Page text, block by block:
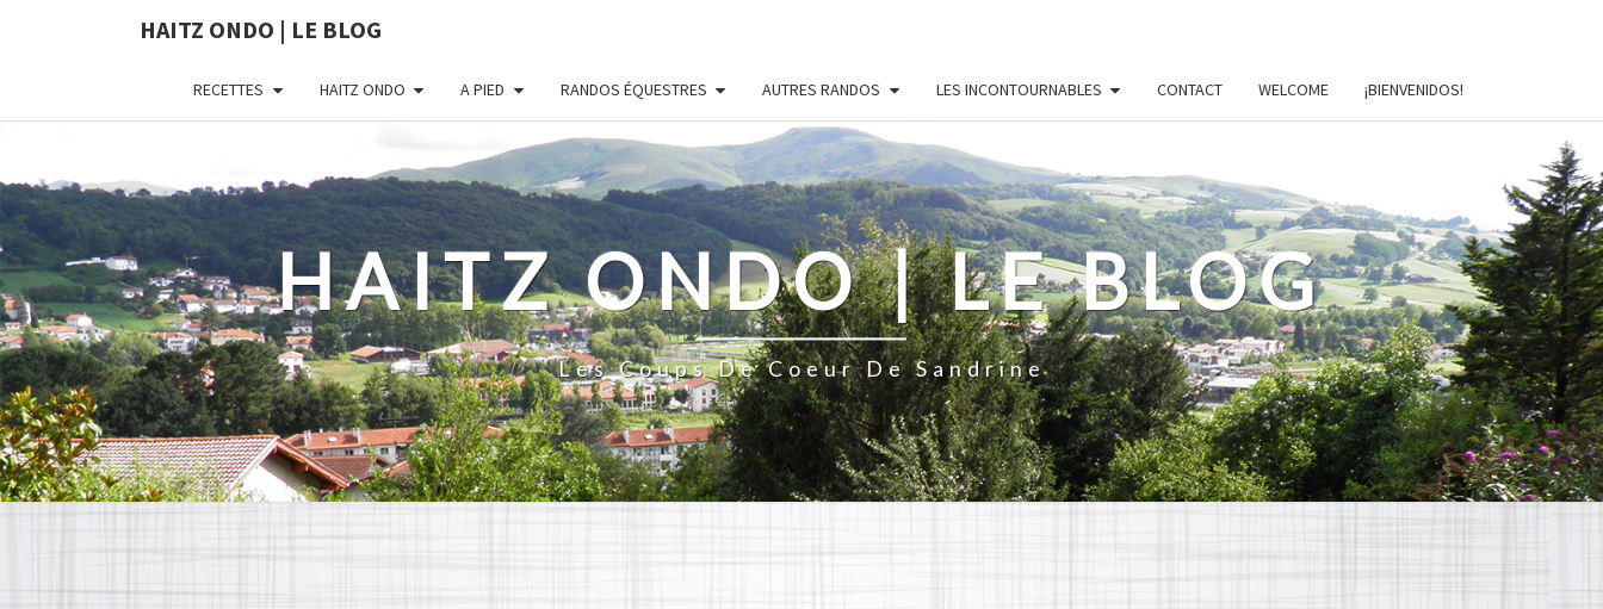
HAITZ ONDO | LE BLOG
RECETTES HAITZ ONDO A PIED RANDOS ÉQUESTRES AUTRES RANDOS LES INCONTOURNABLES CONTACT WELCOME ¡BIENVENIDOS!
HAITZ ONDO | LE BLOG
Les Coups De Coeur De Sandrine